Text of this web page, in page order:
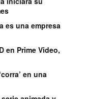
es una empresa
en Prime Video,
en una